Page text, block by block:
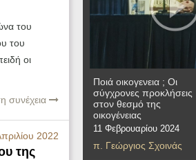
του
του
οι
συνέχεια
2022
της
Ποιά οικογενεια ; Οι
σύγχρονες προκλήσεις
στον θεσμό της
οικογένειας
11 Φεβρουαρίου 2024
π. Γεώργιος Σχοινάς